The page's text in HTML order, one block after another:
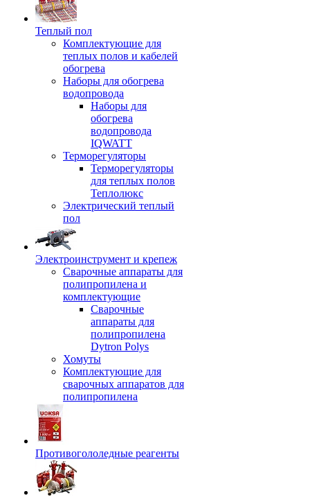
Теплый пол
Комплектующие для
теплых полов и кабелей
обогрева
Наборы для обогрева
водопровода
Наборы для
обогрева
водопровода
IQWATT
Терморегуляторы
Терморегуляторы
для теплых полов
Теплолюкс
Электрический теплый
пол
Электроинструмент и крепеж
Сварочные аппараты для
полипропилена и
комплектующие
Сварочные
аппараты для
полипропилена
Dytron Polys
Хомуты
Комплектующие для
сварочных аппаратов для
полипропилена
Противогололедные реагенты